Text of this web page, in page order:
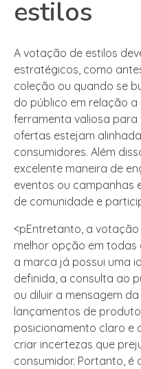
estilos
A votação de estilos
estratégicos, como
coleção ou quando se
do público em relação a
ferramenta valiosa
ofertas estejam
consumidores. Além
excelente maneira de
eventos ou campanhas
de comunidade e
<pEntretanto, a
melhor opção em todas
a marca já possui uma
definida, a consulta ao
ou diluir a mensagem
lançamentos de
posicionamento claro e
criar incertezas que
consumidor. Portanto,